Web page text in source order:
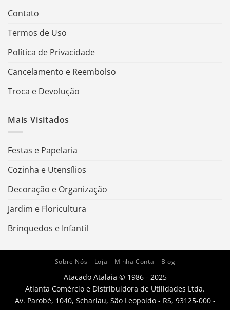
Contato
Termos de Uso
Política de Privacidade
Cancelamento e Reembolso
Troca e Devolução
Mais Visitados
Festas e Papelaria
Cozinha e Utensílios
Decoração e Organização
Jardim e Floricultura
Brinquedos e Infantil
Sobre Nós Loja Minha Conta Blog
Atacado Atalaia © 1986 - 2025
Atlanta Comércio e Distribuidora de Utilidades Ltda.
Av. Parobé, 1040, Scharlau, São Leopoldo - RS, 93125-000 -